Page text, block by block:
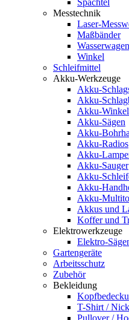
Spachtel
Messtechnik
Laser-
Maßbänder
Wasserwagen
Winkel
Schleifmittel
Akku-Werkzeuge
Akku-
Akku-
Akku-
Akku-Sägen
Akku-
Akku-Radios
Akku-
Akku-Sauger
Akku-
Akku-
Akku-
Akkus und
Koffer und
Elektrowerkzeuge
Elektro-
Gartengeräte
Arbeitsschutz
Zubehör
Bekleidung
T-Shirt /
Pullover /